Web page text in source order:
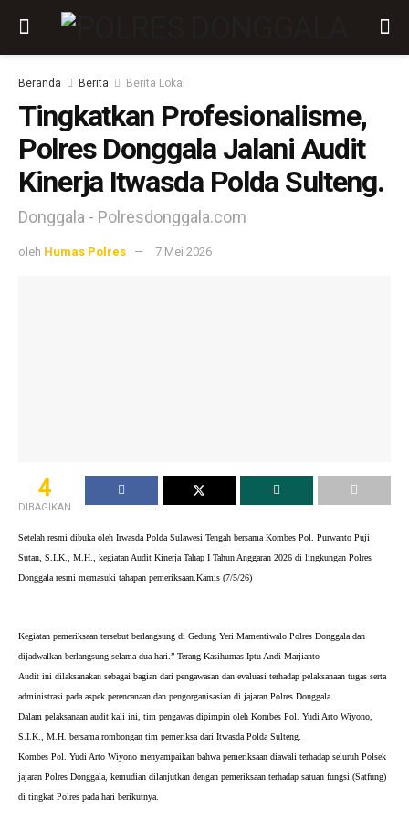
Beranda Berita Berita Lokal
Tingkatkan Profesionalisme,
Polres Donggala Jalani Audit
Kinerja Itwasda Polda Sulteng.
Donggala - Polresdonggala.com
oleh Humas Polres 7 Mei 2026
4
DIBAGIKAN
Setelah resmi dibuka oleh Irwasda Polda Sulawesi Tengah bersama Kombes Pol. Purwanto Puji
Sutan, S.I.K., M.H., kegiatan Audit Kinerja Tahap I Tahun Anggaran 2026 di lingkungan Polres
Donggala resmi memasuki tahapan pemeriksaan.Kamis (7/5/26)
Kegiatan pemeriksaan tersebut berlangsung di Gedung Yeri Mamentiwalo Polres Donggala dan
dijadwalkan berlangsung selama dua hari.” Terang Kasihumas Iptu Andi Marjianto
Audit ini dilaksanakan sebagai bagian dari pengawasan dan evaluasi terhadap pelaksanaan tugas serta
administrasi pada aspek perencanaan dan pengorganisasian di jajaran Polres Donggala.
Dalam pelaksanaan audit kali ini, tim pengawas dipimpin oleh Kombes Pol. Yudi Arto Wiyono,
S.I.K., M.H. bersama rombongan tim pemeriksa dari Itwasda Polda Sulteng.
Kombes Pol. Yudi Arto Wiyono menyampaikan bahwa pemeriksaan diawali terhadap seluruh Polsek
jajaran Polres Donggala, kemudian dilanjutkan dengan pemeriksaan terhadap satuan fungsi (Satfung)
di tingkat Polres pada hari berikutnya.